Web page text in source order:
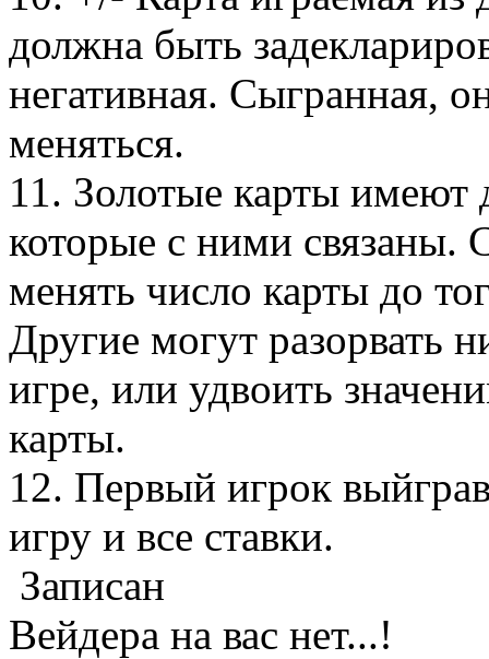
должна быть
негативная. Сыгранная,
меняться.
11. Золотые карты имеют
которые с ними
менять число карты до
Другие могут разорвать
игре, или удвоить
карты.
12. Первый игрок
игру и все ставки.
Записан
Вейдера на вас нет...!